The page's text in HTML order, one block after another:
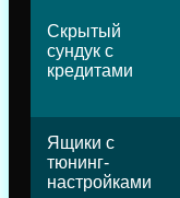
Скрытый
сундук с
кредитами
Ящики с
тюнинг-
настройками